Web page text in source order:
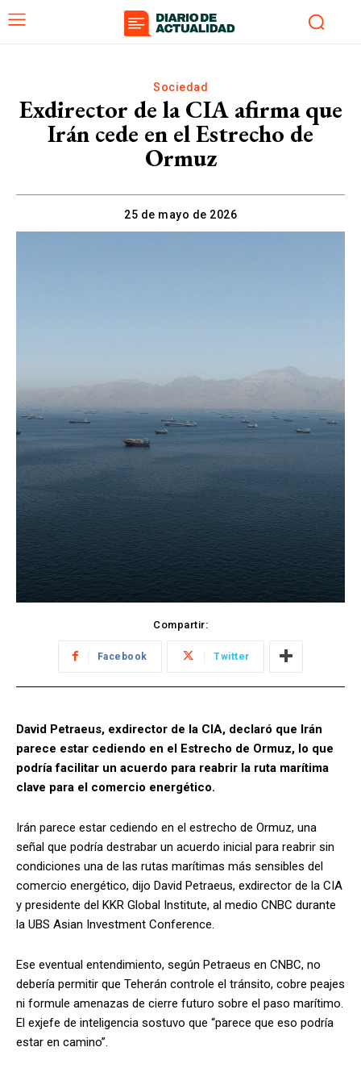
Sociedad
Exdirector de la CIA afirma que
Irán cede en el Estrecho de
Ormuz
25 de mayo de 2026
Compartir:
Facebook Twitter
David Petraeus, exdirector de la CIA, declaró que Irán
parece estar cediendo en el Estrecho de Ormuz, lo que
podría facilitar un acuerdo para reabrir la ruta marítima
clave para el comercio energético.
Irán parece estar cediendo en el estrecho de Ormuz, una
señal que podría destrabar un acuerdo inicial para reabrir sin
condiciones una de las rutas marítimas más sensibles del
comercio energético, dijo David Petraeus, exdirector de la CIA
y presidente del KKR Global Institute, al medio CNBC durante
la UBS Asian Investment Conference.
Ese eventual entendimiento, según Petraeus en CNBC, no
debería permitir que Teherán controle el tránsito, cobre peajes
ni formule amenazas de cierre futuro sobre el paso marítimo.
El exjefe de inteligencia sostuvo que “parece que eso podría
estar en camino”.